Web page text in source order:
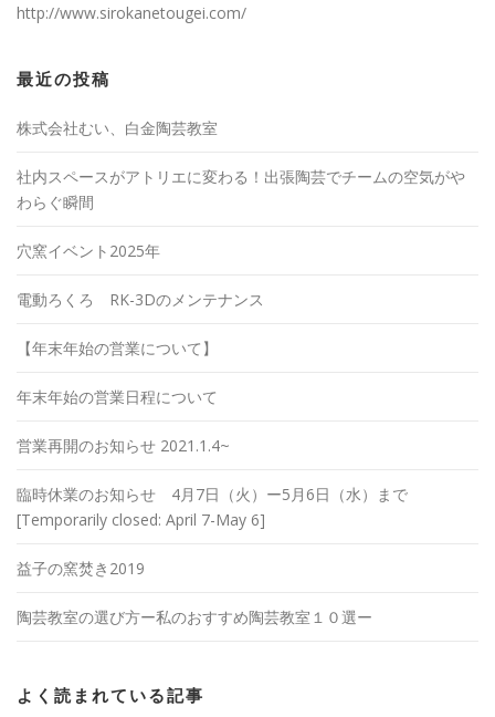
http://www.sirokanetougei.com/
最近の投稿
株式会社むい、白金陶芸教室
社内スペースがアトリエに変わる！出張陶芸でチームの空気がや
わらぐ瞬間
穴窯イベント2025年
電動ろくろ RK-3Dのメンテナンス
【年末年始の営業について】
年末年始の営業日程について
営業再開のお知らせ 2021.1.4~
臨時休業のお知らせ 4月7日（火）ー5月6日（水）まで
[Temporarily closed: April 7-May 6]
益子の窯焚き2019
陶芸教室の選び方ー私のおすすめ陶芸教室１０選ー
よく読まれている記事